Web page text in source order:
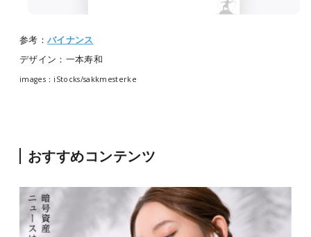
参考： バイナンス
デザイン：一本寿和
images：iStocks/sakkmesterke
おすすめコンテンツ